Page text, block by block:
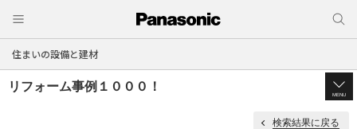
住まいの設備と建材
リフォーム事例１０００！
MENU
検索結果に戻る